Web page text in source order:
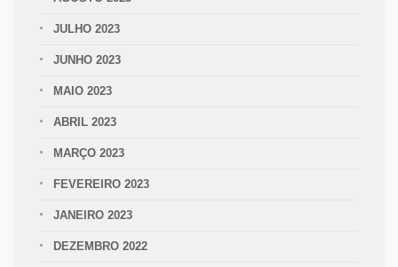
JULHO 2023
JUNHO 2023
MAIO 2023
ABRIL 2023
MARÇO 2023
FEVEREIRO 2023
JANEIRO 2023
DEZEMBRO 2022